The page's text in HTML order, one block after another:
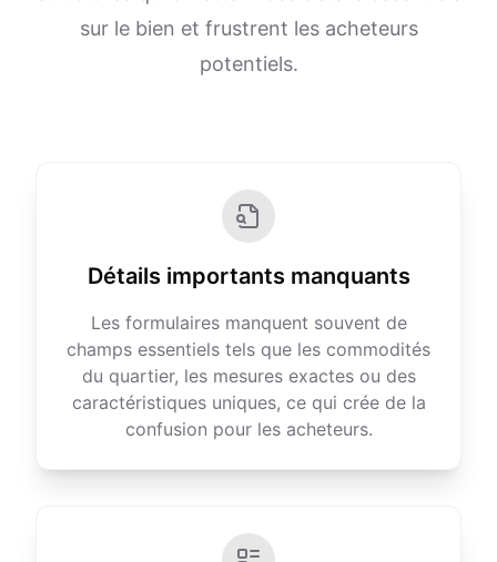
sur le bien et frustrent les acheteurs
potentiels.
Détails importants manquants
Les formulaires manquent souvent de
champs essentiels tels que les commodités
du quartier, les mesures exactes ou des
caractéristiques uniques, ce qui crée de la
confusion pour les acheteurs.